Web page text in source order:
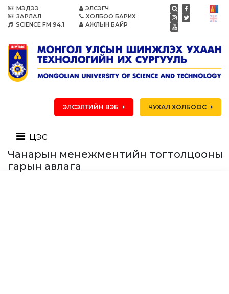
МЭДЭЭ
ЗАРЛАЛ
SCIENCE FM 94.1
ЭЛСЭГЧ
ХОЛБОО БАРИХ
АЖЛЫН БАЙР
ЭЛСЭЛТИЙН ВЭБ ЧУХАЛ ХОЛБООС
цэс
Чанарын менежментийн тогтолцооны
гарын авлага